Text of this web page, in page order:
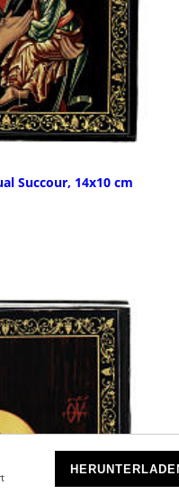
Succour, 14x10 cm